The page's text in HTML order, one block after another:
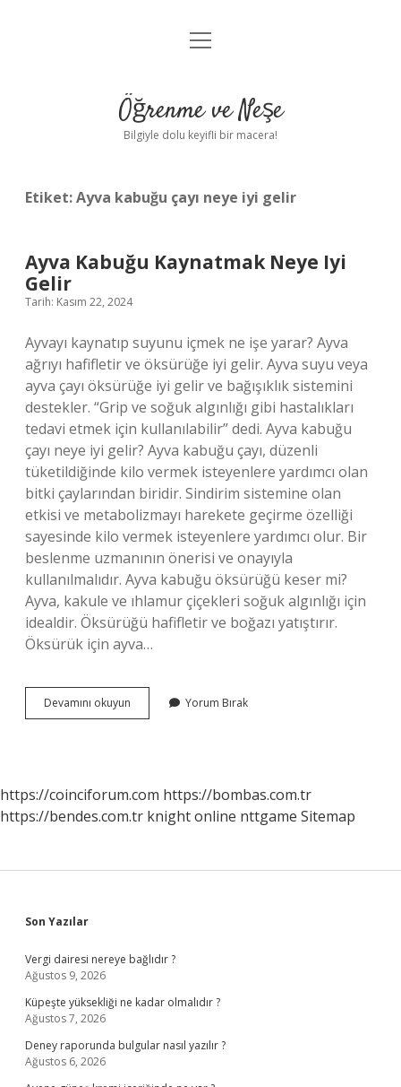
Anasayfa
Yasal Uyarı
menüyü
Öğrenme ve Neşe
Bilgiyle dolu keyifli bir macera!
Etiket:Ayva kabuğu çayı neye iyi gelir
Ayva Kabuğu Kaynatmak Neye Iyi
Gelir
Tarih: Kasım 22, 2024
Ayvayı kaynatıp suyunu içmek ne işe yarar? Ayva
ağrıyı hafifletir ve öksürüğe iyi gelir. Ayva suyu veya
ayva çayı öksürüğe iyi gelir ve bağışıklık sistemini
destekler. “Grip ve soğuk algınlığı gibi hastalıkları
tedavi etmek için kullanılabilir” dedi. Ayva kabuğu
çayı neye iyi gelir? Ayva kabuğu çayı, düzenli
tüketildiğinde kilo vermek isteyenlere yardımcı olan
bitki çaylarından biridir. Sindirim sistemine olan
etkisi ve metabolizmayı harekete geçirme özelliği
sayesinde kilo vermek isteyenlere yardımcı olur. Bir
beslenme uzmanının önerisi ve onayıyla
kullanılmalıdır. Ayva kabuğu öksürüğü keser mi?
Ayva, kakule ve ıhlamur çiçekleri soğuk algınlığı için
idealdir. Öksürüğü hafifletir ve boğazı yatıştırır.
Öksürük için ayva…
Devamını okuyun
Kabuğu
Yorum Bırak
https://coinciforum.com https://bombas.com.tr
https://bendes.com.tr knight online nttgame Sitemap
Sidebar
Son Yazılar
Vergi dairesi nereye bağlıdır ?
Ağustos 9, 2026
Küpeşte yüksekliği ne kadar olmalıdır ?
Ağustos 7, 2026
Deney raporunda bulgular nasıl yazılır ?
Ağustos 6, 2026